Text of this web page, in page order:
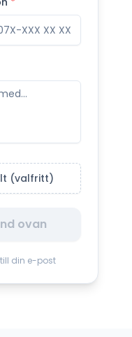
(valfritt)
ovan
din e-post